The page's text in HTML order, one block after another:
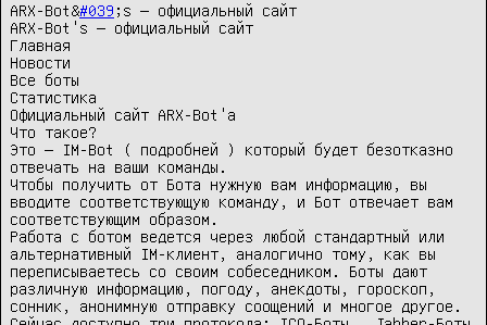
ARX-Bot&#039 ;s — официальный сайт
ARX-Bot's — официальный сайт
Главная
Новости
Все боты
Статистика
Официальный сайт ARX-Bot'a
Что такое?
Это — IM-Bot ( подробней ) который будет безотказно
отвечать на ваши команды.
Чтобы получить от Бота нужную вам информацию, вы
вводите соответствующую команду, и Бот отвечает вам
соответствующим образом.
Работа с ботом ведется через любой стандартный или
альтернативный IM-клиент, аналогично тому, как вы
переписываетесь со своим собеседником. Боты дают
различную информацию, погоду, анекдоты, гороскоп,
сонник, анонимную отправку соощений и многое другое.